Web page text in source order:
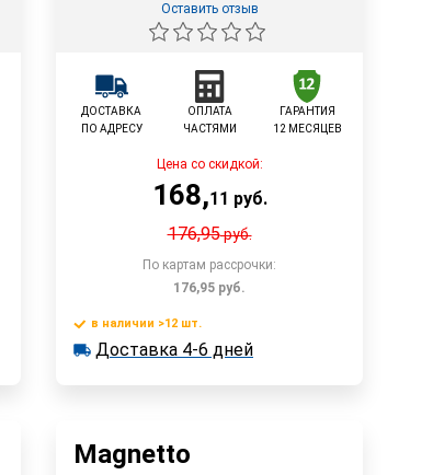
Оставить отзыв
ДОСТАВКА
ПО АДРЕСУ
ОПЛАТА
ЧАСТЯМИ
ГАРАНТИЯ
12 МЕСЯЦЕВ
Цена со скидкой:
168,11 руб.
176,95руб.
По картам рассрочки:
176,95 руб.
В корзину
в наличии >12 шт.
в наличии >12 шт.
Доставка 4-6 дней
Magnetto